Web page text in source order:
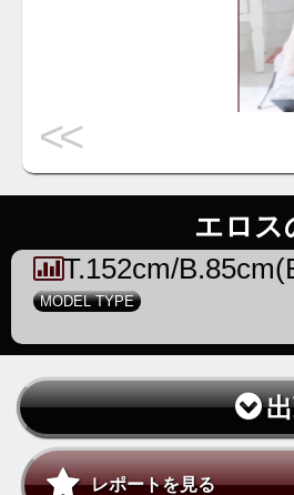
<<
エロス
T.152cm/
MODEL TYPE
レポートを見る